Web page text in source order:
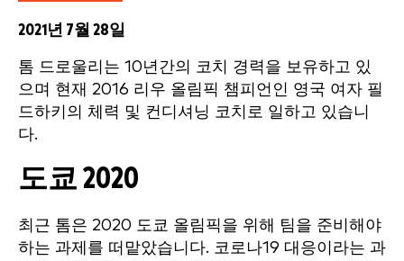
2021년 7월 28일
톰 드로울리는 10년간의 코치 경력을 보유하고 있
으며 현재 2016 리우 올림픽 챔피언인 영국 여자 필
드하키의 체력 및 컨디셔닝 코치로 일하고 있습니
다.
도쿄 2020
최근 톰은 2020 도쿄 올림픽을 위해 팀을 준비해야
하는 과제를 떠맡았습니다. 코로나19 대응이라는 과